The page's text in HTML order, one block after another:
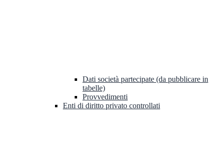
Dati società partecipate (da pubblicare in
tabelle)
Provvedimenti
Enti di diritto privato controllati